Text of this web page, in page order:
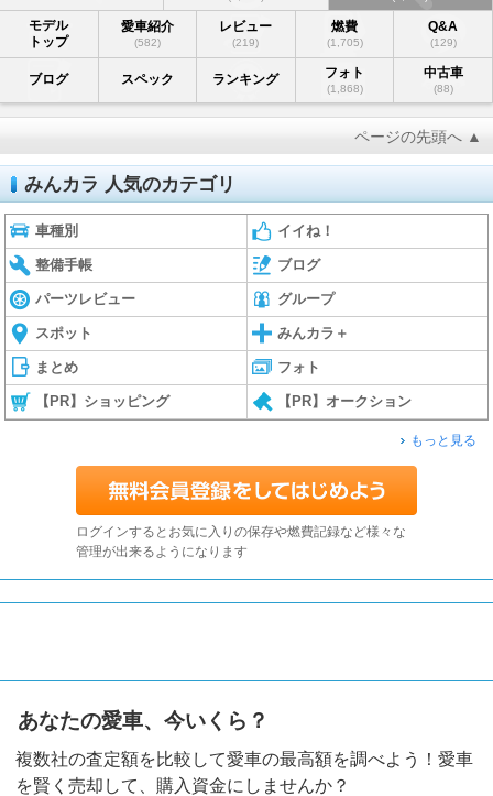
モデル
トップ
愛車紹介
(582)
レビュー
(219)
燃費
(1,705)
Q&A
(129)
ブログ スペック ランキング フォト
(1,868)
中古車
(88)
ページの先頭へ ▲
みんカラ 人気のカテゴリ
車種別 イイね！
整備手帳 ブログ
パーツレビュー グループ
スポット みんカラ＋
まとめ フォト
【PR】ショッピング 【PR】オークション
もっと見る
ログインするとお気に入りの保存や燃費記録など様々な
管理が出来るようになります
あなたの愛車、今いくら？
複数社の査定額を比較して愛車の最高額を調べよう！愛車
を賢く売却して、購入資金にしませんか？